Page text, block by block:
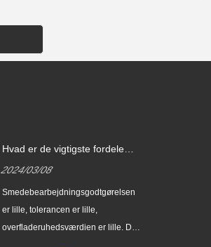
Hvad er de vigtigste fordele
forhold til almindelig
formsmedning?
2024/03/08
Smedebearbejdningsgodtgørelsen
er lille, tolerancen er lille,
overfladeruhedsværdien er lille. Det